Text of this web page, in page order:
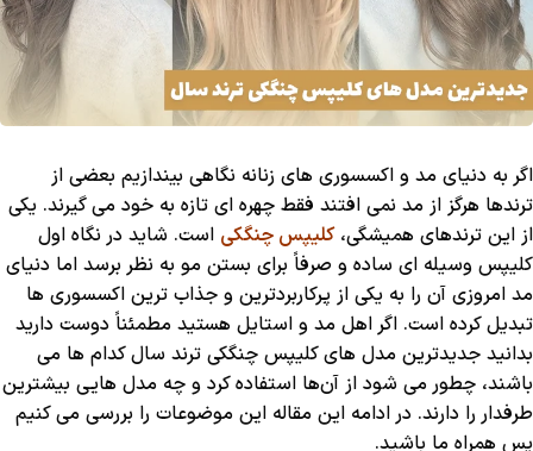
اگر به دنیای مد و اکسسوری ‌های زنانه نگاهی بیندازیم بعضی از
ترندها هرگز از مد نمی ‌افتند فقط چهره ‌ای تازه به خود می ‌گیرند. یکی
از این ترندهای همیشگی،کلیپس چنگکی است. شاید در نگاه اول
کلیپس وسیله ای ساده و صرفاً برای بستن مو به نظر برسد اما دنیای
مد امروزی آن را به یکی از پرکاربردترین و جذاب ‌ترین اکسسوری ‌ها
تبدیل کرده است. اگر اهل مد و استایل هستید مطمئناً دوست دارید
بدانید جدیدترین مدل ‌های کلیپس چنگکی ترند سال کدام ها می
باشند، چطور می‌ شود از آن‌ها استفاده کرد و چه مدل ‌هایی بیشترین
طرفدار را دارند. در ادامه این مقاله این موضوعات را بررسی می کنیم
پس همراه ما باشید.